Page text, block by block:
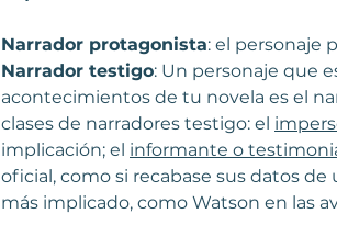
Narrador protagonista: el personaje
Narrador testigo: Un personaje que
acontecimientos de tu novela es el
clases de narradores testigo: el
implicación; el informante o
oficial, como si recabase sus datos de
más implicado, como Watson en las